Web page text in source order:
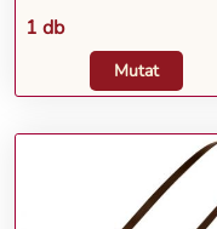
1 db
Mutat